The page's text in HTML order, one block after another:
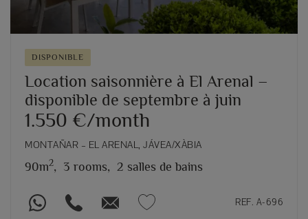
DISPONIBLE
Location saisonnière à El Arenal –
disponible de septembre à juin
1.550 €/month
MONTAÑAR – EL ARENAL, JÁVEA/XÀBIA
90m2, 3 rooms, 2 salles de bains
REF. A-696